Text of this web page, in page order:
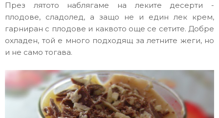
През лятото наблягаме на леките десерти -
плодове, сладолед, а защо не и един лек крем,
гарниран с плодове и каквото още се сетите. Добре
охладен, той е много подходящ за летните жеги, но
и не само тогава.